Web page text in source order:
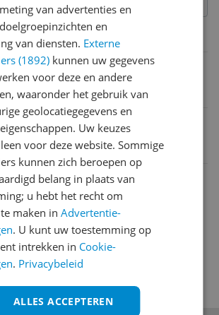
Technisch
Capaciteit
Functies
van advertenties en
en
van diensten. Externe
(1892) kunnen uw gegevens
voor deze en andere
waaronder het gebruik van
geolocatiegegevens en
Uw keuzes
voor deze website. Sommige
kunnen zich beroepen op
belang in plaats van
u hebt het recht om
maken inAdvertentie-
. U kunt uw toestemming op
intrekken in Cookie-
. Privacybeleid
ALLES ACCEPTEREN